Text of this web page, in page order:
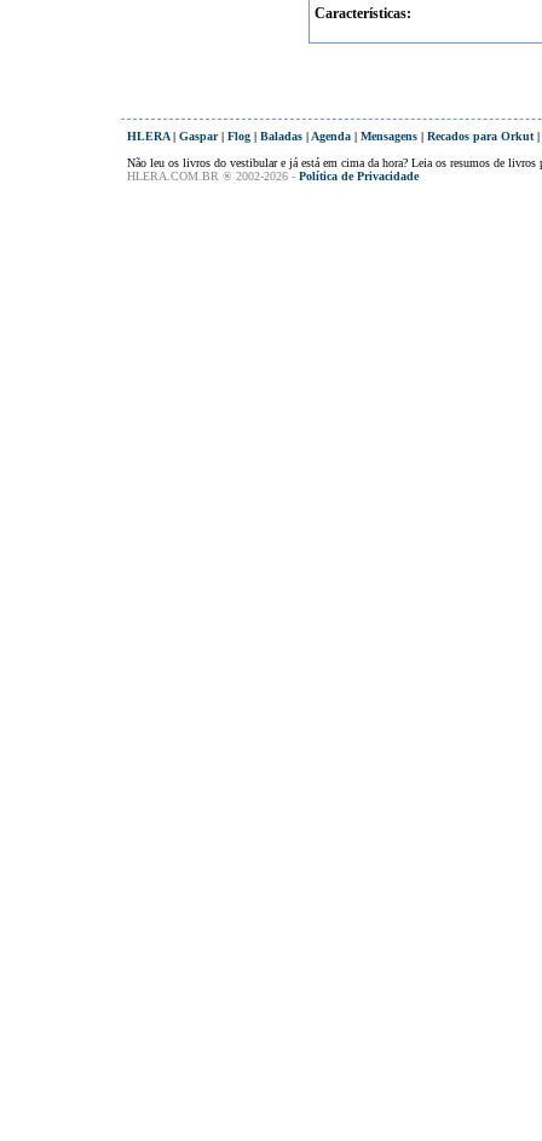
Características:
HLERA| Gaspar| Flog | Baladas | Agenda | Mensagens | Recados para Orkut |
Não leu os livros do vestibular e já está em cima da hora? Leia os resumos de livros
HLERA.COM.BR ® 2002-2026 - Política de Privacidade